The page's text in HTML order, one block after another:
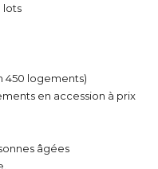
lots
450 logements)
en accession à prix
âgées